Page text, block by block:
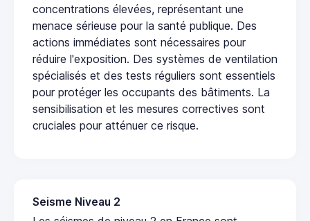
concentrations élevées, représentant une
menace sérieuse pour la santé publique. Des
actions immédiates sont nécessaires pour
réduire l'exposition. Des systèmes de ventilation
spécialisés et des tests réguliers sont essentiels
pour protéger les occupants des bâtiments. La
sensibilisation et les mesures correctives sont
cruciales pour atténuer ce risque.
Seisme Niveau 2